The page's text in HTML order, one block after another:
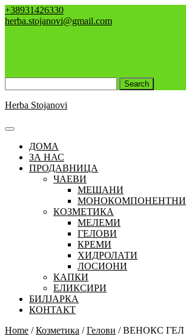
Skip
to
+38931426330
herba.stojanovi@gmail.com
for:
Herba Stojanovi
Open
ButtonДОМА
ЗА НАС
ПРОДАВНИЦА
ЧАЕВИ
МЕШАНИ
МОНОКОМПОНЕНТНИ
КОЗМЕТИКА
МЕЛЕМИ
ГЕЛОВИ
КРЕМИ
ХИДРОЛАТИ
ЛОСИОНИ
КАПКИ
ЕЛИКСИРИ
БИЛЈАРКА
КОНТАКТ
Close
Home /Козметика /Гелови / ВЕНОКС ГЕЛ